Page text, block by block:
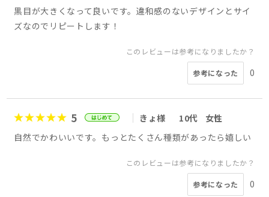
黒目が大きくなって良いです。違和感のないデザインとサイ
ズなのでリピートします！
このレビューは参考になりましたか？
参考になった 0
5 きょ様 10代
女性
自然でかわいいです。もっとたくさん種類があったら嬉しい
このレビューは参考になりましたか？
参考になった 0